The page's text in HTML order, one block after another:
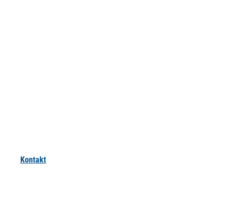
Kontakt